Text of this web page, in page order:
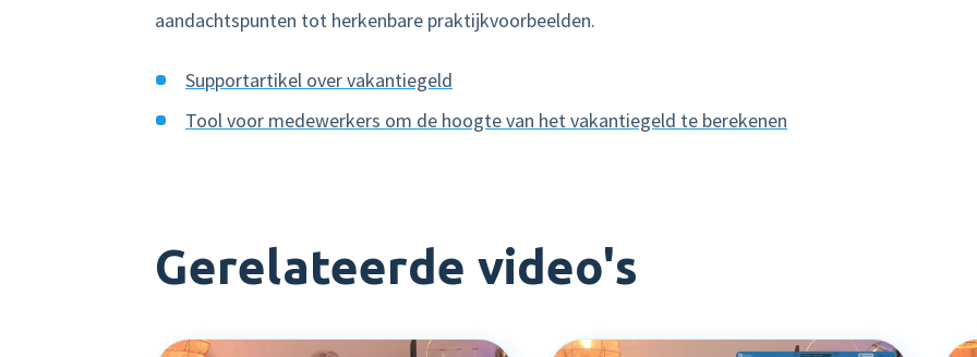
aandachtspunten tot herkenbare praktijkvoorbeelden.
Supportartikel over vakantiegeld
Tool voor medewerkers om de hoogte van het vakantiegeld te berekenen
Gerelateerde video's